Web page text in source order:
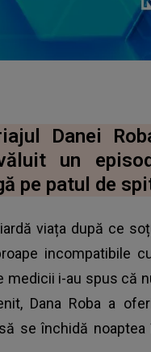
Danei
un
pe patul de
viața după ce
incompatibile
i-au spus că
Dana Roba a
se închidă